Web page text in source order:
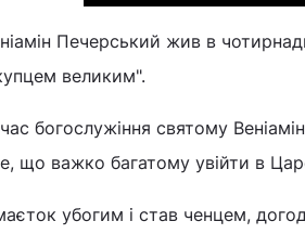
Печерський жив в
великим".
богослужіння святому
що важко багатому увійти в
убогим і став ченцем,